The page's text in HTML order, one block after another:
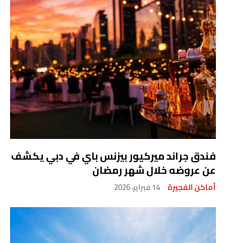
فندق جراند ميركيور بيزنس باي في دبي يكشف
عن عروضه خلال شهر رمضان
أماكن الفجيرة 14 فبراير، 2026